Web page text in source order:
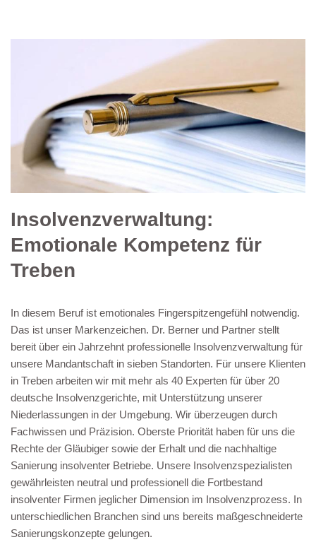
Insolvenzverwaltung:
Emotionale Kompetenz für
Treben
In diesem Beruf ist emotionales Fingerspitzengefühl notwendig.
Das ist unser Markenzeichen. Dr. Berner und Partner stellt
bereit über ein Jahrzehnt professionelle Insolvenzverwaltung für
unsere Mandantschaft in sieben Standorten. Für unsere Klienten
in Treben arbeiten wir mit mehr als 40 Experten für über 20
deutsche Insolvenzgerichte, mit Unterstützung unserer
Niederlassungen in der Umgebung. Wir überzeugen durch
Fachwissen und Präzision. Oberste Priorität haben für uns die
Rechte der Gläubiger sowie der Erhalt und die nachhaltige
Sanierung insolventer Betriebe. Unsere Insolvenzspezialisten
gewährleisten neutral und professionell die Fortbestand
insolventer Firmen jeglicher Dimension im Insolvenzprozess. In
unterschiedlichen Branchen sind uns bereits maßgeschneiderte
Sanierungskonzepte gelungen.